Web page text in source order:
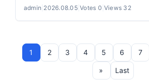
admin 2026.08.05|Votes 0 |Views 32
1 2 3 4 5 6 7
» Last